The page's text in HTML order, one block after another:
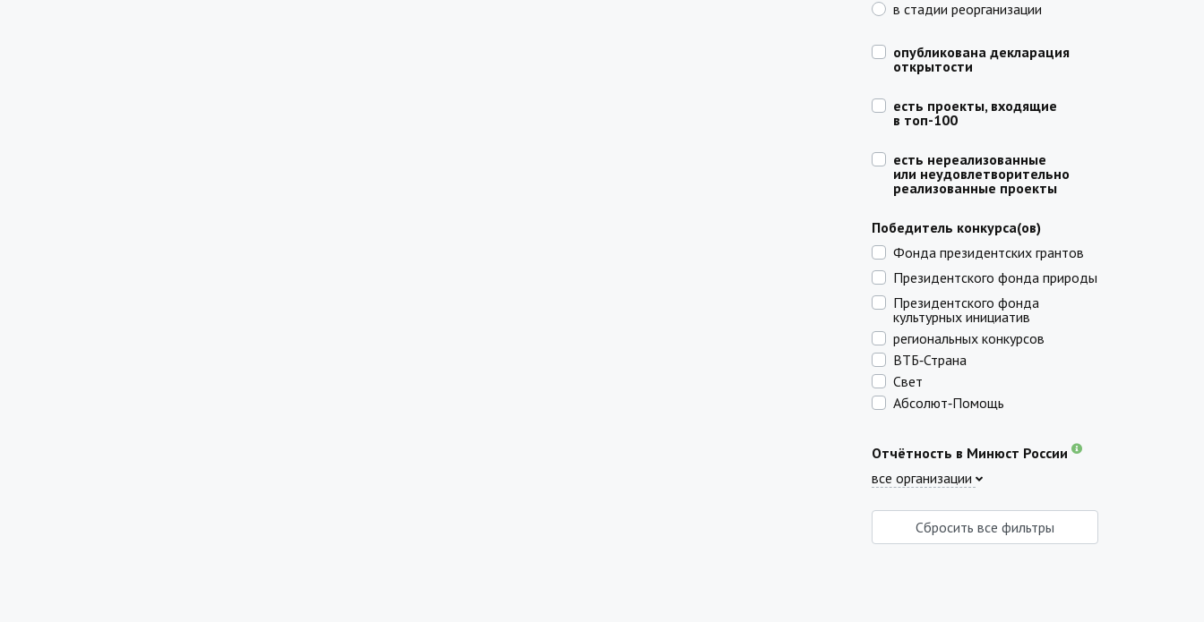
в стадии реорганизации
опубликована декларация
открытости
есть проекты, входящие
в топ-100
есть нереализованные
или неудовлетворительно
реализованные проекты
Победитель конкурса(ов)
Фонда президентских грантов
Президентского фонда природы
Президентского фонда
культурных инициатив
региональных конкурсов
ВТБ‑Страна
Свет
Абсолют‑Помощь
Отчётность в Минюст России
все организации
Сбросить все фильтры